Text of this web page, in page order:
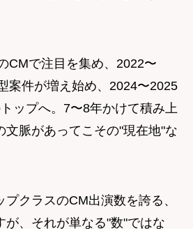
CMで注目を集め、2022〜
案件が増え始め、2024〜2025
ップへ。7〜8年かけて積み上
文脈があってこその"現在地"な
クラスのCM出演数を誇る、
が、それが単なる"数"ではな